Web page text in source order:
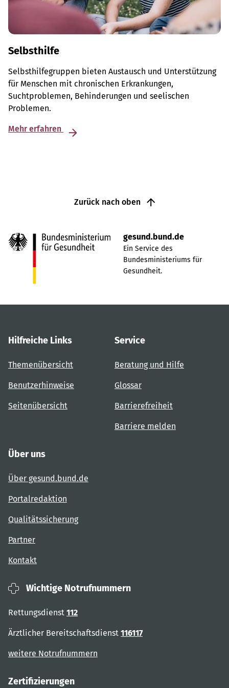
Selbsthilfe
Selbsthilfegruppen bieten Austausch und Unterstützung
für Menschen mit chronischen Erkrankungen,
Suchtproblemen, Behinderungen und seelischen
Problemen.
Mehr erfahren
Zurück nach oben
gesund.bund.de
Ein Service des
Bundesministeriums für
Gesundheit.
Hilfreiche Links
Themenübersicht
Benutzerhinweise
Seitenübersicht
Service
Beratung und Hilfe
Glossar
Barrierefreiheit
Barriere melden
Über uns
Über gesund.bund.de
Portalredaktion
Qualitätssicherung
Partner
Kontakt
Wichtige Notrufnummern
Rettungsdienst 112
Ärztlicher Bereitschaftsdienst 116117
weitere Notrufnummern
Zertifizierungen